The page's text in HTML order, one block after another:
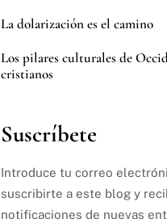
La dolarización es el camino
Los pilares culturales de
cristianos
Suscríbete
Introduce tu correo
suscribirte a este blog y
notificaciones de nuevas